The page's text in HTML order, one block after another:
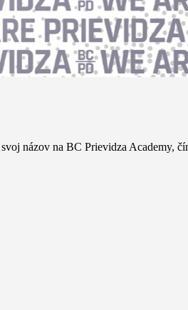
názov na BC Prievidza Academy,